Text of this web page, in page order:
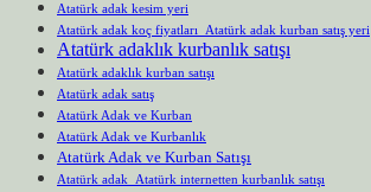
Atatürk adak kesim yeri
Atatürk adak koç fiyatları Atatürk adak kurban satış yeri
Atatürk adaklık kurbanlık satışı
Atatürk adaklık kurban satışı
Atatürk adak satış
Atatürk Adak ve Kurban
Atatürk Adak ve Kurbanlık
Atatürk Adak ve Kurban Satışı
Atatürk adak Atatürk internetten kurbanlık satışı